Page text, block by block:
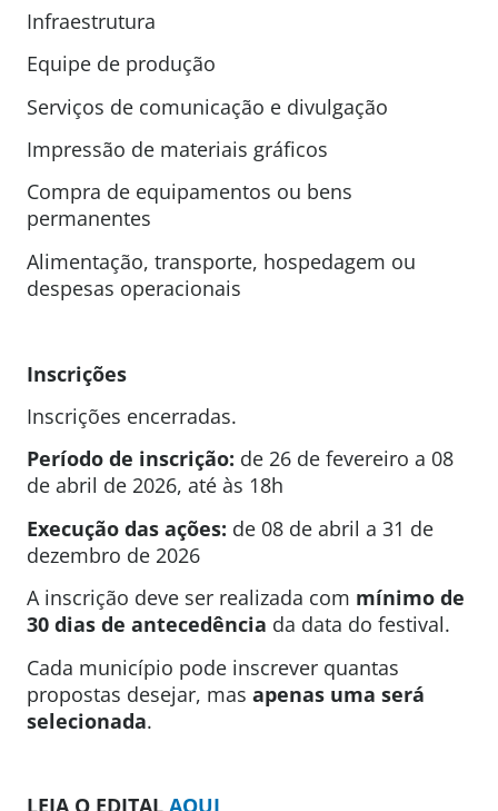
Infraestrutura
Equipe de produção
Serviços de comunicação e divulgação
Impressão de materiais gráficos
Compra de equipamentos ou bens
permanentes
Alimentação, transporte, hospedagem ou
despesas operacionais
Inscrições
Inscrições encerradas.
Período de inscrição: de 26 de fevereiro a 08
de abril de 2026, até às 18h
Execução das ações: de 08 de abril a 31 de
dezembro de 2026
A inscrição deve ser realizada com mínimo de
30 dias de antecedência da data do festival.
Cada município pode inscrever quantas
propostas desejar, mas apenas uma será
selecionada.